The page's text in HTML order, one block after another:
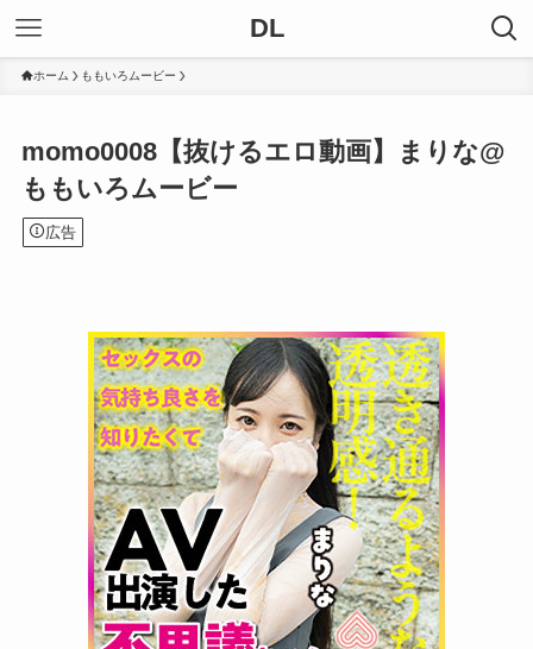
DL
ホーム ももいろムービー
momo0008【抜けるエロ動画】まりな@
ももいろムービー
広告